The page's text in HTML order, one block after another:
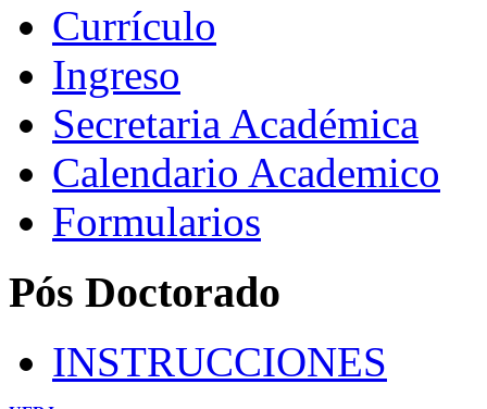
Currículo
Ingreso
Secretaria Académica
Calendario Academico
Formularios
Pós Doctorado
INSTRUCCIONES